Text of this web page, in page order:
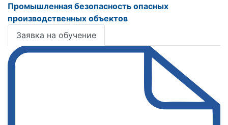
Промышленная безопасность опасных
производственных объектов
Заявка на обучение